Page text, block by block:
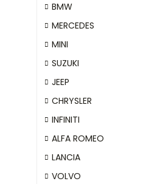
BMW
MERCEDES
MINI
SUZUKI
JEEP
CHRYSLER
INFINITI
ALFA ROMEO
LANCIA
VOLVO